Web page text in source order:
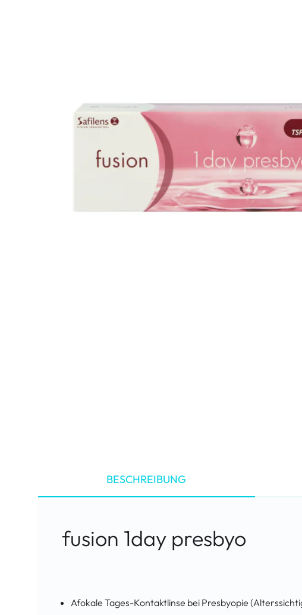
Proclear
Freshlook
BESCHREIBUNG
fusion 1day presbyo
Afokale Tages-Kontaktlinse bei Presbyopie